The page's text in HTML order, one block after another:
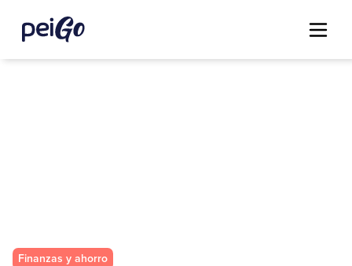
Finanzas y ahorro